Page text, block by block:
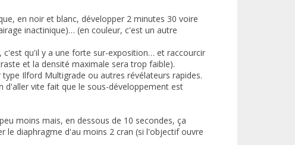
en noir et blanc, développer 2 minutes 30 voire
inactinique)… (en couleur, c'est un autre
c'est qu'il y a une forte sur-exposition… et raccourcir
et la densité maximale sera trop faible).
Ilford Multigrade ou autres révélateurs rapides.
vite fait que le sous-développement est
moins mais, en dessous de 10 secondes, ça
diaphragme d'au moins 2 cran (si l'objectif ouvre